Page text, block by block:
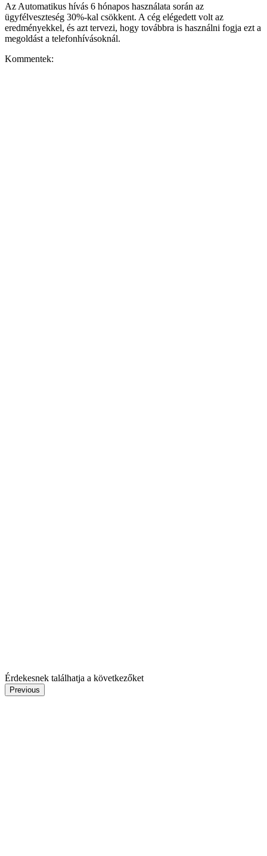
Az Automatikus hívás 6 hónapos használata során az
ügyfélveszteség 30%-kal csökkent. A cég elégedett volt az
eredményekkel, és azt tervezi, hogy továbbra is használni fogja ezt a
megoldást a telefonhívásoknál.
Kommentek:
Érdekesnek találhatja a következőket
Previous